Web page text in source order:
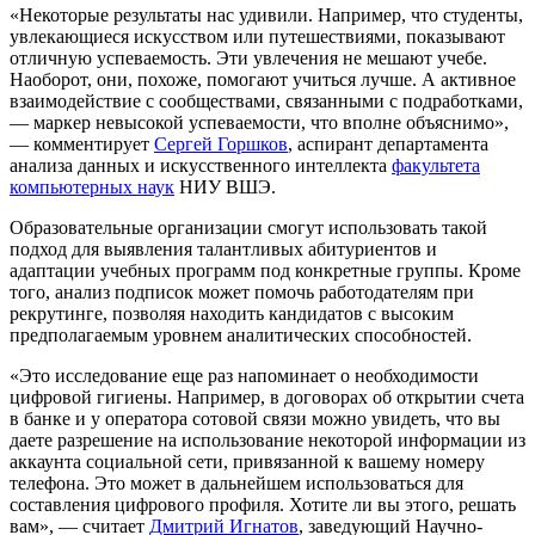
«Некоторые результаты нас удивили. Например, что студенты,
увлекающиеся искусством или путешествиями, показывают
отличную успеваемость. Эти увлечения не мешают учебе.
Наоборот, они, похоже, помогают учиться лучше. А активное
взаимодействие с сообществами, связанными с подработками,
— маркер невысокой успеваемости, что вполне объяснимо»,
— комментирует Сергей Горшков, аспирант департамента
анализа данных и искусственного интеллекта факультета
компьютерных наук НИУ ВШЭ.
Образовательные организации смогут использовать такой
подход для выявления талантливых абитуриентов и
адаптации учебных программ под конкретные группы. Кроме
того, анализ подписок может помочь работодателям при
рекрутинге, позволяя находить кандидатов с высоким
предполагаемым уровнем аналитических способностей.
«Это исследование еще раз напоминает о необходимости
цифровой гигиены. Например, в договорах об открытии счета
в банке и у оператора сотовой связи можно увидеть, что вы
даете разрешение на использование некоторой информации из
аккаунта социальной сети, привязанной к вашему номеру
телефона. Это может в дальнейшем использоваться для
составления цифрового профиля. Хотите ли вы этого, решать
вам», — считает Дмитрий Игнатов, заведующий Научно-